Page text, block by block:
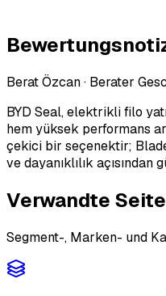
Berat Özcan· Berater
BYD Seal, elektrikli filo
hem yüksek performans
çekici bir seçenektir;
ve dayanıklılık açısından
Verwandte
Segment-, Marken- und